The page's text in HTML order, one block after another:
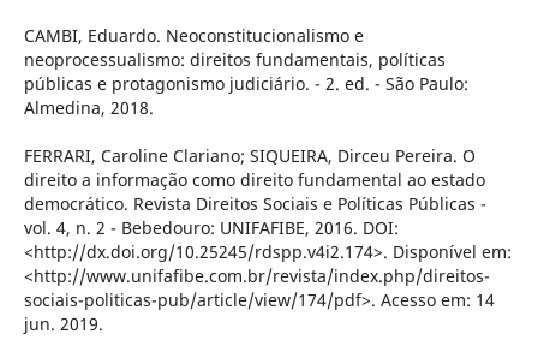
CAMBI, Eduardo. Neoconstitucionalismo e
neoprocessualismo: direitos fundamentais, políticas
públicas e protagonismo judiciário. - 2. ed. - São Paulo:
Almedina, 2018.
FERRARI, Caroline Clariano; SIQUEIRA, Dirceu Pereira. O
direito a informação como direito fundamental ao estado
democrático. Revista Direitos Sociais e Políticas Públicas -
vol. 4, n. 2 - Bebedouro: UNIFAFIBE, 2016. DOI:
<http://dx.doi.org/10.25245/rdspp.v4i2.174>. Disponível em:
<http://www.unifafibe.com.br/revista/index.php/direitos-
sociais-politicas-pub/article/view/174/pdf>. Acesso em: 14
jun. 2019.